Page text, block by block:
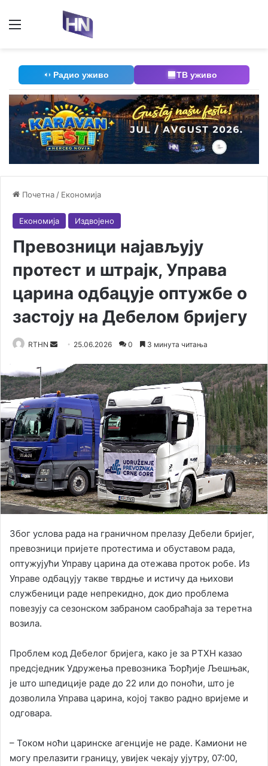
Радио уживо ТВ уживо
Почетна / Економија
Економија Издвојено
Превозници најављују
протест и штрајк, Управа
царина одбацује оптужбе о
застоју на Дебелом бријегу
RTHN
n
d
a
n
e
m
a
i
l
25.06.2026 0 3 минута читања
Због услова рада на граничном прелазу Дебели бријег,
превозници пријете протестима и обуставом рада,
оптужујући Управу царина да отежава проток робе. Из
Управе одбацују такве тврдње и истичу да њихови
службеници раде непрекидно, док дио проблема
повезују са сезонском забраном саобраћаја за теретна
возила.
Проблем код Дебелог бријега, како је за РТХН казао
предсједник Удружења превозника Ђорђије Љешњак,
је што шпедиције раде до 22 или до поноћи, што је
дозволила Управа царина, којој такво радно вријеме и
одговара.
– Током ноћи царинске агенције не раде. Камиони не
могу прелазити границу, увијек чекају ујутру, 07:00,